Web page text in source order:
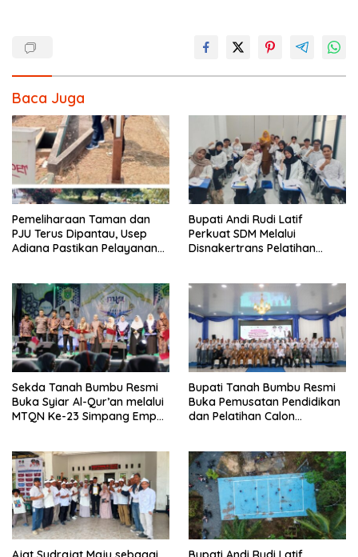
Baca Juga
Pemeliharaan Taman dan
PJU Terus Dipantau, Usep
Adiana Pastikan Pelayanan
Bupati Andi Rudi Latif
Perkuat SDM Melalui
Disnakertrans Pelatihan
Sekda Tanah Bumbu Resmi
Buka Syiar Al-Qur’an melalui
MTQN Ke-23 Simpang Empat
Bupati Tanah Bumbu Resmi
Buka Pemusatan Pendidikan
dan Pelatihan Calon